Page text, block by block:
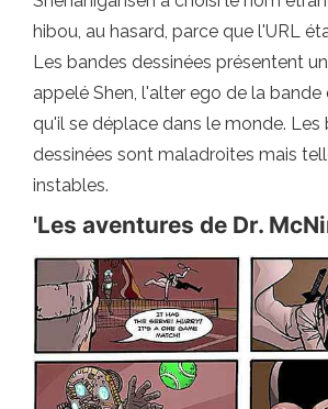
hibou, au hasard, parce que l'URL
Les bandes dessinées présentent
appelé Shen, l'alter ego de la bande
qu'il se déplace dans le monde. Les
dessinées sont maladroites mais
instables.
'Les aventures de Dr.